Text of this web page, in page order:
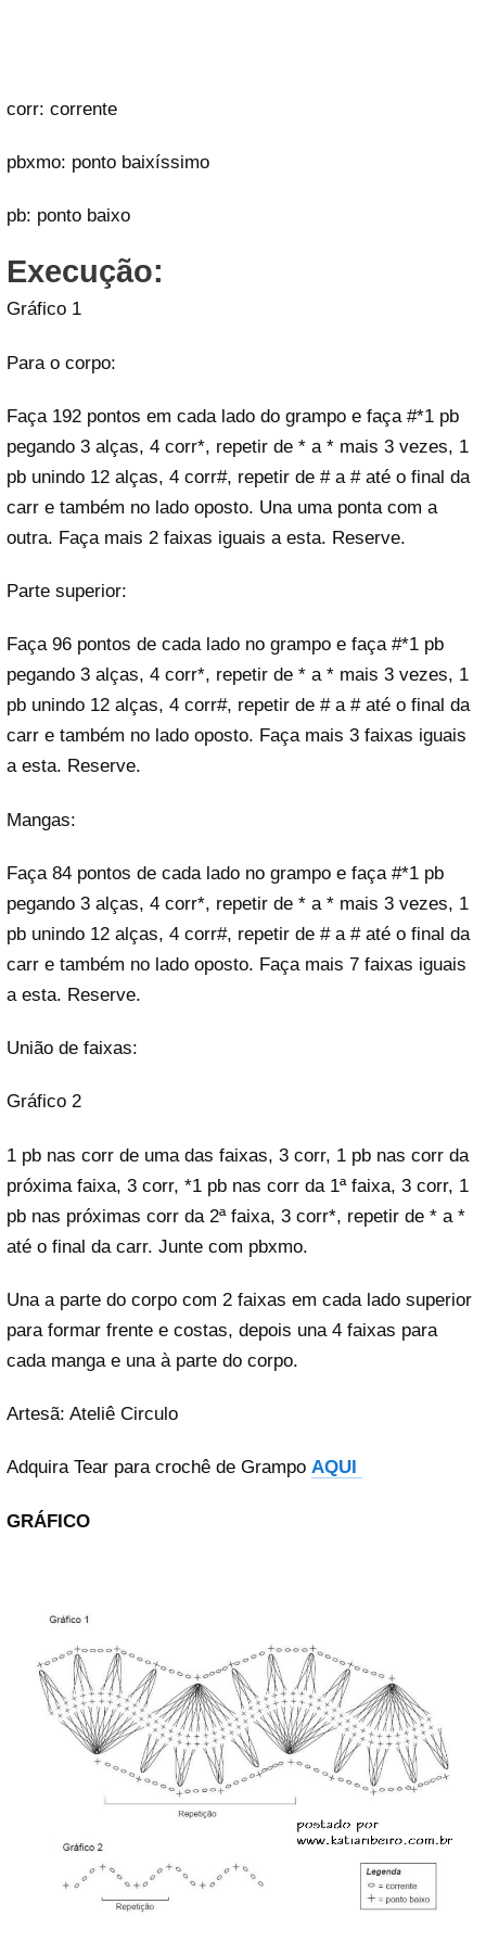
corr: corrente
pbxmo: ponto baixíssimo
pb: ponto baixo
Execução:
Gráfico 1
Para o corpo:
Faça 192 pontos em cada lado do grampo e faça #*1 pb
pegando 3 alças, 4 corr*, repetir de * a * mais 3 vezes, 1
pb unindo 12 alças, 4 corr#, repetir de # a # até o final da
carr e também no lado oposto. Una uma ponta com a
outra. Faça mais 2 faixas iguais a esta. Reserve.
Parte superior:
Faça 96 pontos de cada lado no grampo e faça #*1 pb
pegando 3 alças, 4 corr*, repetir de * a * mais 3 vezes, 1
pb unindo 12 alças, 4 corr#, repetir de # a # até o final da
carr e também no lado oposto. Faça mais 3 faixas iguais
a esta. Reserve.
Mangas:
Faça 84 pontos de cada lado no grampo e faça #*1 pb
pegando 3 alças, 4 corr*, repetir de * a * mais 3 vezes, 1
pb unindo 12 alças, 4 corr#, repetir de # a # até o final da
carr e também no lado oposto. Faça mais 7 faixas iguais
a esta. Reserve.
União de faixas:
Gráfico 2
1 pb nas corr de uma das faixas, 3 corr, 1 pb nas corr da
próxima faixa, 3 corr, *1 pb nas corr da 1ª faixa, 3 corr, 1
pb nas próximas corr da 2ª faixa, 3 corr*, repetir de * a *
até o final da carr. Junte com pbxmo.
Una a parte do corpo com 2 faixas em cada lado superior
para formar frente e costas, depois una 4 faixas para
cada manga e una à parte do corpo.
Artesã: Ateliê Circulo
Adquira Tear para crochê de Grampo AQUI
GRÁFICO